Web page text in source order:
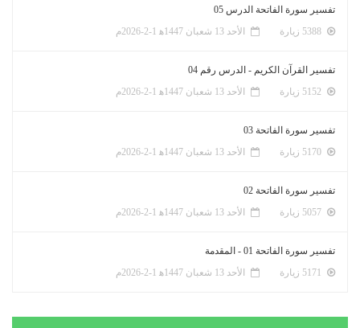
تفسير سورة الفاتحة الدرس 05
الأحد 13 شعبان 1447ﻫ 1-2-2026م
تفسير القرآن الكريم - الدرس رقم 04
الأحد 13 شعبان 1447ﻫ 1-2-2026م
تفسير سورة الفاتحة 03
الأحد 13 شعبان 1447ﻫ 1-2-2026م
تفسير سورة الفاتحة 02
الأحد 13 شعبان 1447ﻫ 1-2-2026م
تفسير سورة الفاتحة 01 - المقدمة
الأحد 13 شعبان 1447ﻫ 1-2-2026م